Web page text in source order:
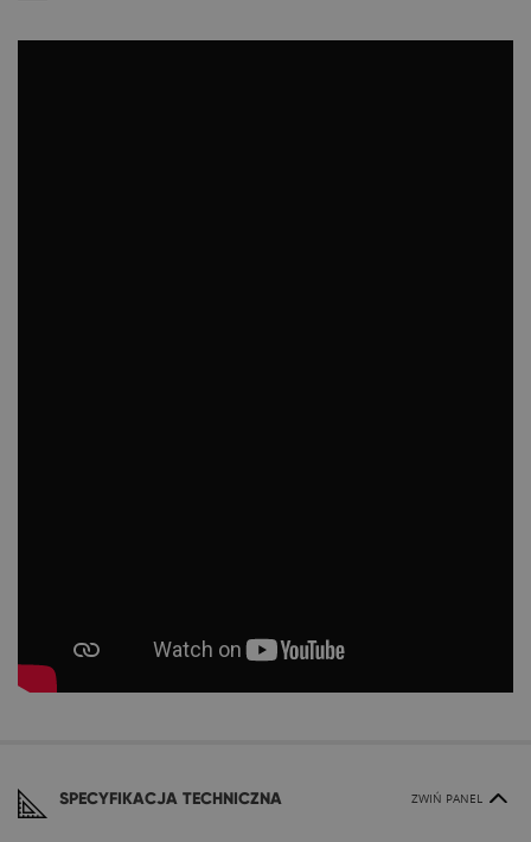
SPECYFIKACJA TECHNICZNA ZWIŃ PANEL